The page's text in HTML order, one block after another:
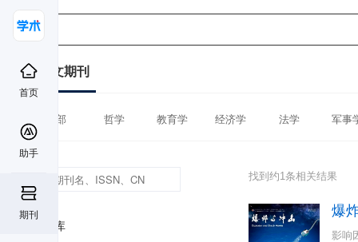
首页
助手
期刊
中文期刊
全部 哲学 教育学 经济学 法学 军事
数据库
找到约1条相关结果
爆
影响